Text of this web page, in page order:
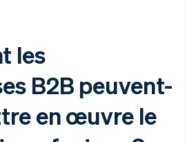
les
B2B peuvent-
en œuvre le